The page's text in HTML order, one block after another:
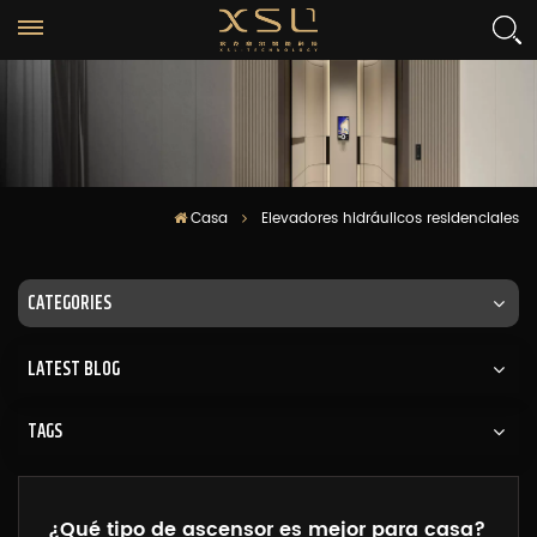
Casa Elevadores hidráulicos residenciales
CATEGORIES
LATEST BLOG
TAGS
¿Qué tipo de ascensor es mejor para casa?